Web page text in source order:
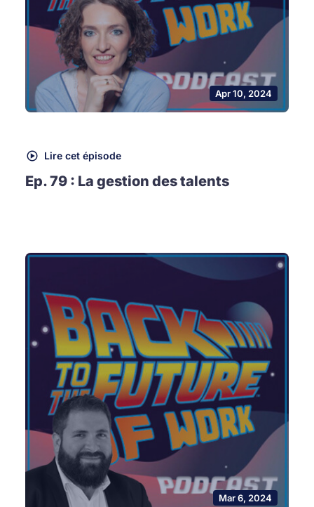
Apr 10, 2024
Lire cet épisode
Ep. 79 : La gestion des talents
Mar 6, 2024